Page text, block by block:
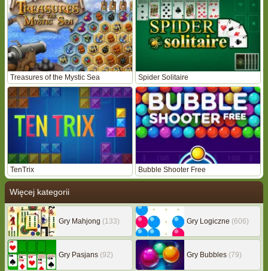
Treasures of the Mystic Sea Spider Solitaire
TenTrix Bubble Shooter Free
Więcej kategorii
Gry Mahjong (133) Gry Logiczne (606)
Gry Pasjans (92) Gry Bubbles (79)